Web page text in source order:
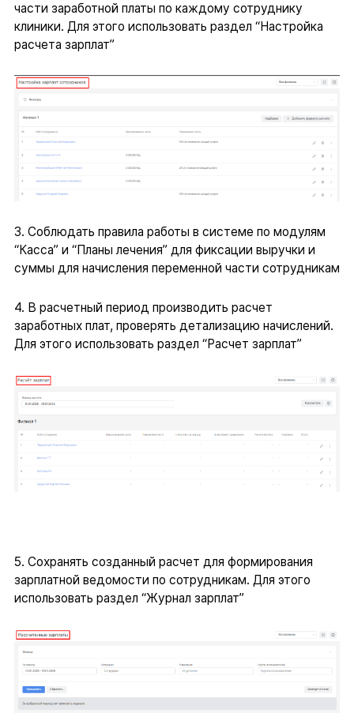
части заработной платы по каждому сотруднику
клиники. Для этого использовать раздел “Настройка
расчета зарплат”
3. Соблюдать правила работы в системе по модулям
“Касса” и “Планы лечения” для фиксации выручки и
суммы для начисления переменной части сотрудникам
4. В расчетный период производить расчет
заработных плат, проверять детализацию начислений.
Для этого использовать раздел “Расчет зарплат”
5. Сохранять созданный расчет для формирования
зарплатной ведомости по сотрудникам. Для этого
использовать раздел “Журнал зарплат”